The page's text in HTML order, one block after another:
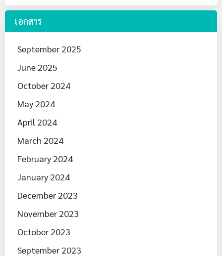
เอกสาร
September 2025
June 2025
October 2024
May 2024
April 2024
March 2024
February 2024
January 2024
December 2023
November 2023
October 2023
September 2023